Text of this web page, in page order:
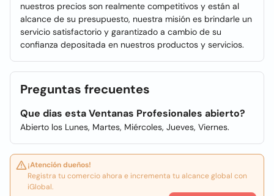
nuestros precios son realmente competitivos y están al
alcance de su presupuesto, nuestra misión es brindarle un
servicio satisfactorio y garantizado a cambio de su
confianza depositada en nuestros productos y servicios.
Preguntas frecuentes
Que dias esta Ventanas Profesionales abierto?
Abierto los Lunes, Martes, Miércoles, Jueves, Viernes.
¡Atención dueños!
Registra tu comercio ahora e incrementa tu alcance global con
iGlobal.